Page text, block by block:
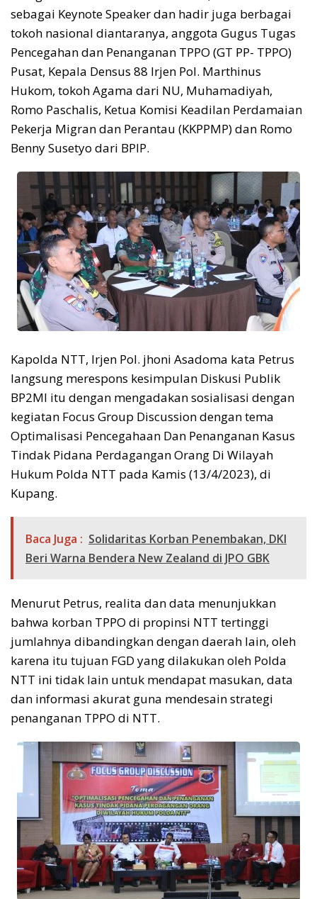
sebagai Keynote Speaker dan hadir juga berbagai
tokoh nasional diantaranya, anggota Gugus Tugas
Pencegahan dan Penanganan TPPO (GT PP- TPPO)
Pusat, Kepala Densus 88 Irjen Pol. Marthinus
Hukom, tokoh Agama dari NU, Muhamadiyah,
Romo Paschalis, Ketua Komisi Keadilan Perdamaian
Pekerja Migran dan Perantau (KKPPMP) dan Romo
Benny Susetyo dari BPIP.
Kapolda NTT, Irjen Pol. jhoni Asadoma kata Petrus
langsung merespons kesimpulan Diskusi Publik
BP2MI itu dengan mengadakan sosialisasi dengan
kegiatan Focus Group Discussion dengan tema
Optimalisasi Pencegahaan Dan Penanganan Kasus
Tindak Pidana Perdagangan Orang Di Wilayah
Hukum Polda NTT pada Kamis (13/4/2023), di
Kupang.
Baca Juga : Solidaritas Korban Penembakan, DKI
Beri Warna Bendera New Zealand di JPO GBK
Menurut Petrus, realita dan data menunjukkan
bahwa korban TPPO di propinsi NTT tertinggi
jumlahnya dibandingkan dengan daerah lain, oleh
karena itu tujuan FGD yang dilakukan oleh Polda
NTT ini tidak lain untuk mendapat masukan, data
dan informasi akurat guna mendesain strategi
penanganan TPPO di NTT.